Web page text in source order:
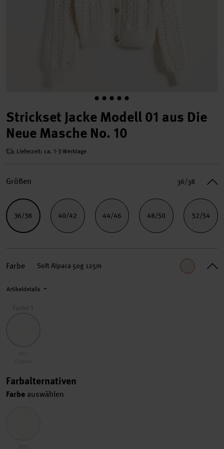
Strickset Jacke Modell 01 aus Die
Neue Masche No. 10
Lieferzeit: ca. 1-3 Werktage
Größen 36/38
36/38 40/42 44/46 48/50 52/54
Farbe Soft Alpaca 50g 125m
Artikeldetails
Farbalternativen
Farbe auswählen